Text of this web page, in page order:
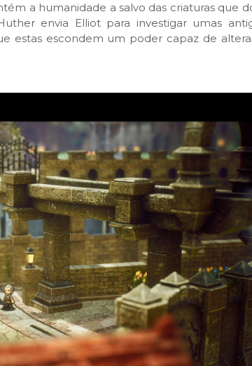
a humanidade a salvo das criaturas que
envia Elliot para investigar umas
estas escondem um poder capaz de